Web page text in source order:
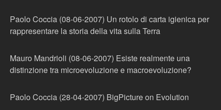
Paolo Coccia (08-06-2007) Un rotolo di carta igienica per
rappresentare la storia della vita sulla Terra
Mauro Mandrioli (08-06-2007) Esiste realmente una
distinzione tra microevoluzione e macroevoluzione?
Paolo Coccia (28-04-2007) BigPicture on Evolution